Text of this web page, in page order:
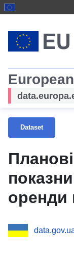
Dataset
оренди